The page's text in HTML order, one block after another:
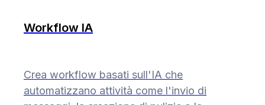
Workflow IA
Crea workflow basati sull'IA che
automatizzano attività come l'invio di